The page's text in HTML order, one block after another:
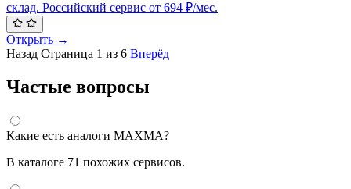
склад. Российский сервис от 694 ₽/мес.
Открыть →
Назад Страница 1 из 6 Вперёд
Частые вопросы
Какие есть аналоги MAXMA?
В каталоге 71 похожих сервисов.